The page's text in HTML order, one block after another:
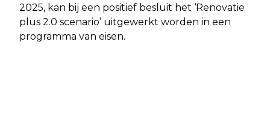
2025, kan bij een positief besluit het ‘Renovatie
plus 2.0 scenario’ uitgewerkt worden in een
programma van eisen.